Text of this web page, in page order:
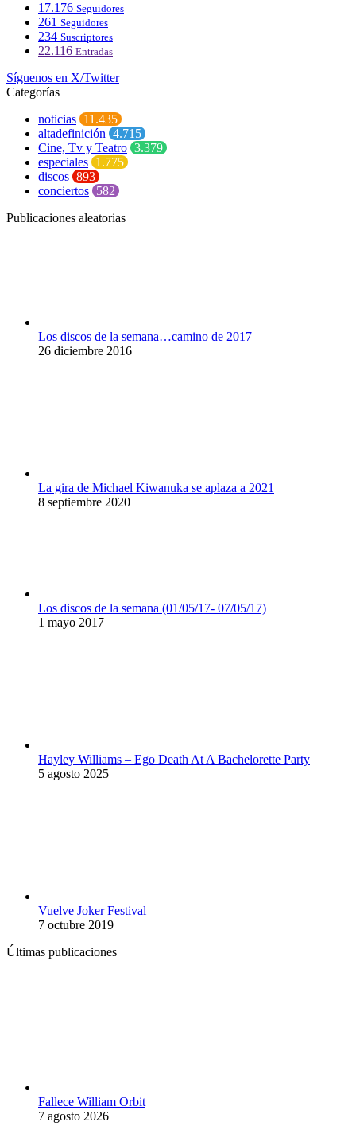
17.176 Seguidores
261 Seguidores
234 Suscriptores
22.116 Entradas
Síguenos en X/Twitter
Categorías
noticias 11.435
altadefinición 4.715
Cine, Tv y Teatro 3.379
especiales 1.775
discos 893
conciertos 582
Publicaciones aleatorias
Los discos de la semana…camino de 2017
26 diciembre 2016
La gira de Michael Kiwanuka se aplaza a 2021
8 septiembre 2020
Los discos de la semana (01/05/17- 07/05/17)
1 mayo 2017
Hayley Williams – Ego Death At A Bachelorette Party
5 agosto 2025
Vuelve Joker Festival
7 octubre 2019
Últimas publicaciones
Fallece William Orbit
7 agosto 2026